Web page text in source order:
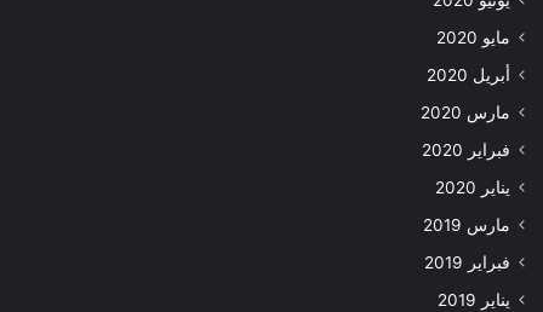
مايو 2020
أبريل 2020
مارس 2020
فبراير 2020
يناير 2020
مارس 2019
فبراير 2019
يناير 2019